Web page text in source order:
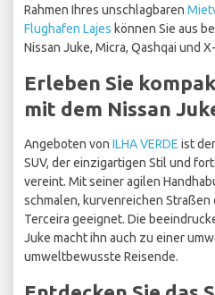
Rahmen Ihres unschlagbaren
Flughafen Lajes können Sie aus
Nissan Juke, Micra, Qashqai und
Erleben Sie
mit dem Nissan
Angeboten von ILHA VERDE ist
SUV, der einzigartigen Stil und
vereint. Mit seiner agilen
schmalen, kurvenreichen Straßen
Terceira geeignet. Die
Juke macht ihn auch zu einer
umweltbewusste Reisende.